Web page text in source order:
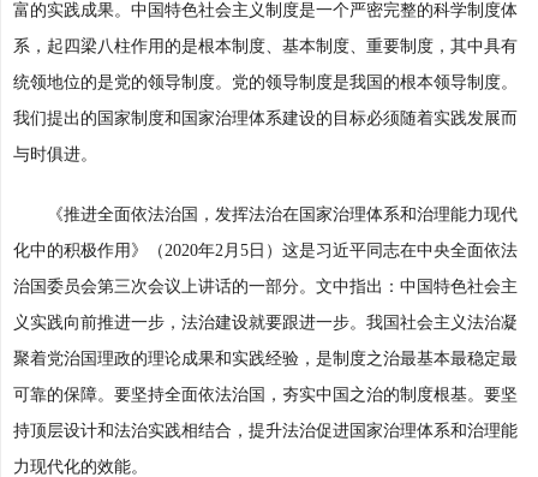
富的实践成果。中国特色社会主义制度是一个严密完整的科学制度体
系，起四梁八柱作用的是根本制度、基本制度、重要制度，其中具有
统领地位的是党的领导制度。党的领导制度是我国的根本领导制度。
我们提出的国家制度和国家治理体系建设的目标必须随着实践发展而
与时俱进。
《推进全面依法治国，发挥法治在国家治理体系和治理能力现代
化中的积极作用》（2020年2月5日）这是习近平同志在中央全面依法
治国委员会第三次会议上讲话的一部分。文中指出：中国特色社会主
义实践向前推进一步，法治建设就要跟进一步。我国社会主义法治凝
聚着党治国理政的理论成果和实践经验，是制度之治最基本最稳定最
可靠的保障。要坚持全面依法治国，夯实中国之治的制度根基。要坚
持顶层设计和法治实践相结合，提升法治促进国家治理体系和治理能
力现代化的效能。